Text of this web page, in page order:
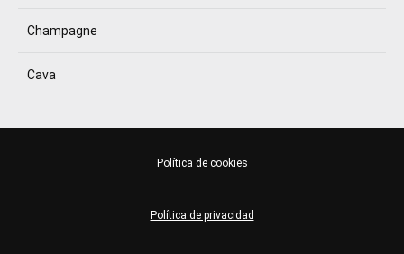
Champagne
Cava
Política de privacidad
Política de cookies